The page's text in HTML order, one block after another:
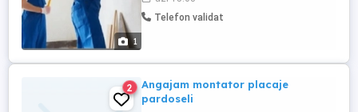
1
Telefon validat
2
Angajam montator placaje
pardoseli